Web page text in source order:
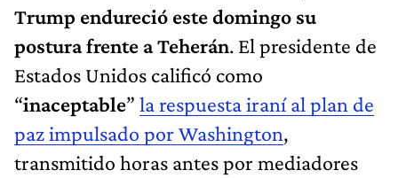
Trump endureció este domingo su
postura frente a Teherán. El presidente de
Estados Unidos calificó como
“inaceptable” la respuesta iraní al plan de
paz impulsado por Washington,
transmitido horas antes por mediadores